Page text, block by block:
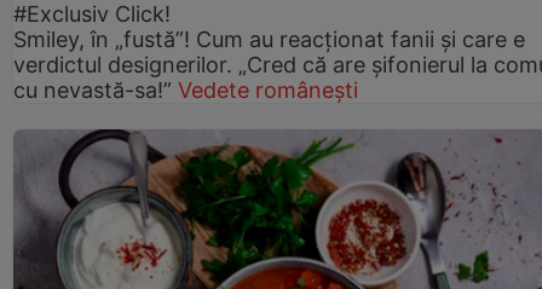
#Exclusiv Click!
Smiley, în „fustă”! Cum au reacționat fanii și care e
verdictul designerilor. „Cred că are șifonierul la
cu nevastă-sa!” Vedete românești